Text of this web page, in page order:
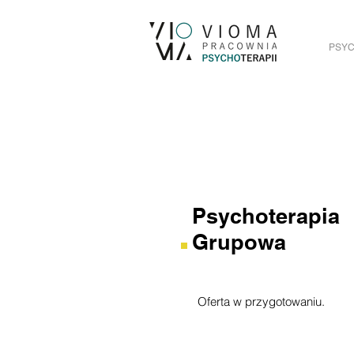
Oferta w przygotowaniu.
Psychoterapia
Grupowa